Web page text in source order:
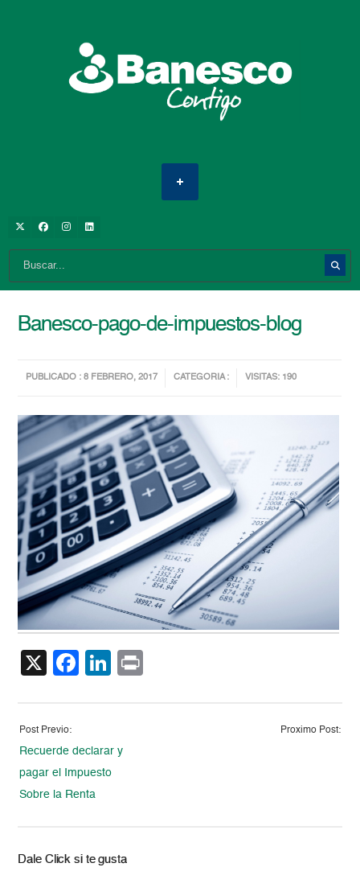
Banesco-pago-de-impuestos-blog
PUBLICADO : 8 FEBRERO, 2017 CATEGORIA : VISITAS: 190
X Facebook
LinkedIn
Post Previo:
Recuerde declarar y
pagar el Impuesto
Sobre la Renta
Proximo Post:
Dale Click si te gusta